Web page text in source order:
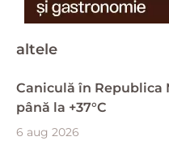
altele
Caniculă în Republica
până la +37°C
6 aug 2026